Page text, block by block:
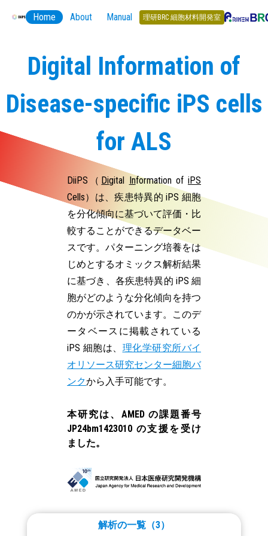
Home About Manual 理研BRC 細胞材料開発室
Digital Information of
Disease-specific iPS cells
for ALS
DiiPS（ Digital Information ofiPS
Cells）は、疾患特異的 iPS 細胞
を分化傾向に基づいて評価・比
較することができるデータベー
スです。パターニング培養をは
じめとするオミックス解析結果
に基づき、各疾患特異的 iPS 細
胞がどのような分化傾向を持つ
のかが示されています。このデ
ータベースに掲載されている
iPS 細胞は、 理化学研究所バイ
オリソース研究センター細胞バ
ンクから入手可能です。
本研究は、AMED の課題番号
JP24bm1423010 の支援を受け
ました。
解析の一覧 （3）